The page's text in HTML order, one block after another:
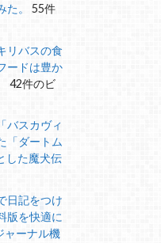
。
55件
リバスの食
ードは豊か
42件のビ
バスカヴィ
「ダートム
した魔犬伝
日記をつけ
版を快適に
ャーナル機